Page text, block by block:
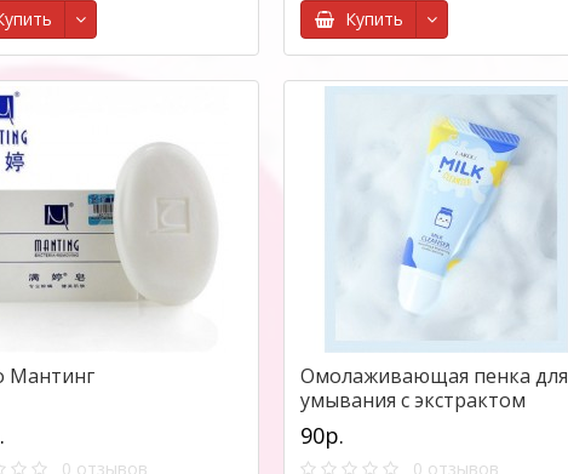
Купить
Мантинг
0 отзывов
Омолаживающая пенка для
умывания с экстрактом
молока Laikou Milk
Cleanser,50г
90р.
0 отзывов